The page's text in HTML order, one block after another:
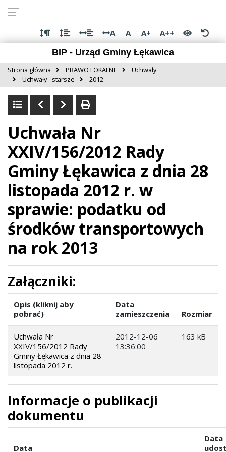
dostępności
głównej
treści
menu
stopki
A A A+
A++
BIP - Urząd Gminy Łękawica
Strona główna PRAWO LOKALNE
Uchwały
Uchwały - starsze
2012
Uchwała Nr
XXIV/156/2012 Rady
Gminy Łękawica z dnia 28
listopada 2012 r. w
sprawie: podatku od
środków transportowych
na rok 2013
Załączniki:
Opis (kliknij aby
pobrać)
Data
zamieszczenia
Rozmiar
Uchwała Nr
XXIV/156/2012 Rady
Gminy Łękawica z dnia 28
listopada 2012 r.
2012-12-06
13:36:00
163 kB
Informacje o publikacji
dokumentu
Data
Data